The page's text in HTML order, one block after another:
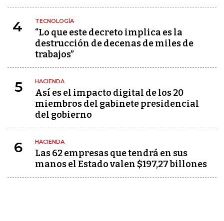
4 TECNOLOGÍA
“Lo que este decreto implica es la
destrucción de decenas de miles de
trabajos”
5 HACIENDA
Así es el impacto digital de los 20
miembros del gabinete presidencial
del gobierno
6 HACIENDA
Las 62 empresas que tendrá en sus
manos el Estado valen $197,27 billones